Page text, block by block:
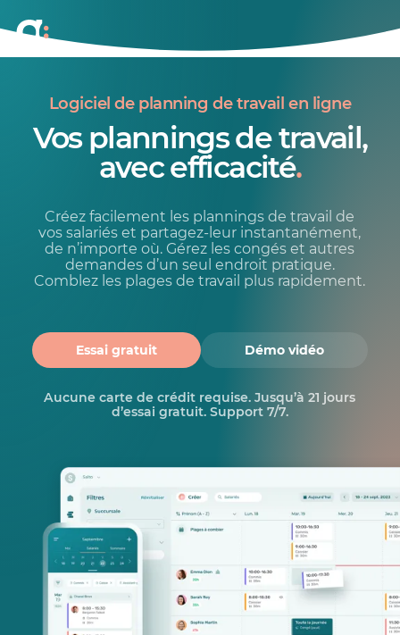
Logiciel de planning de travail en ligne
Vos plannings de travail,
avec efficacité.
Créez facilement les plannings de travail de
vos salariés et partagez-leur instantanément,
de n’importe où. Gérez les congés et autres
demandes d’un seul endroit pratique.
Comblez les plages de travail plus rapidement.
Essai gratuit Démo vidéo
Aucune carte de crédit requise. Jusqu’à 21 jours
d’essai gratuit. Support 7/7.